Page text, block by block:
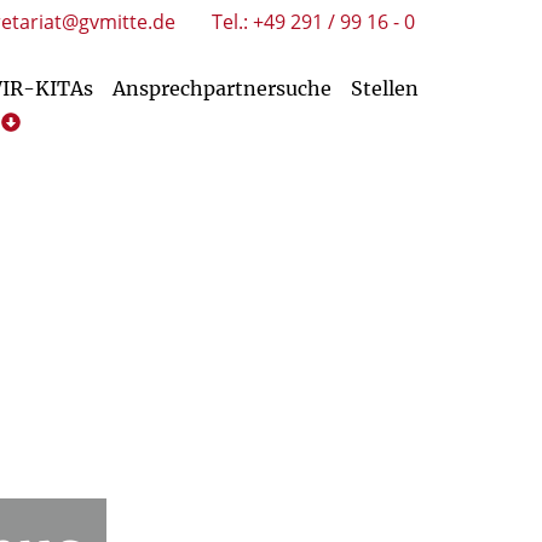
KITAs Ansprechpartnersuche Stellen
Tel.: +49 291 / 99 16 - 0